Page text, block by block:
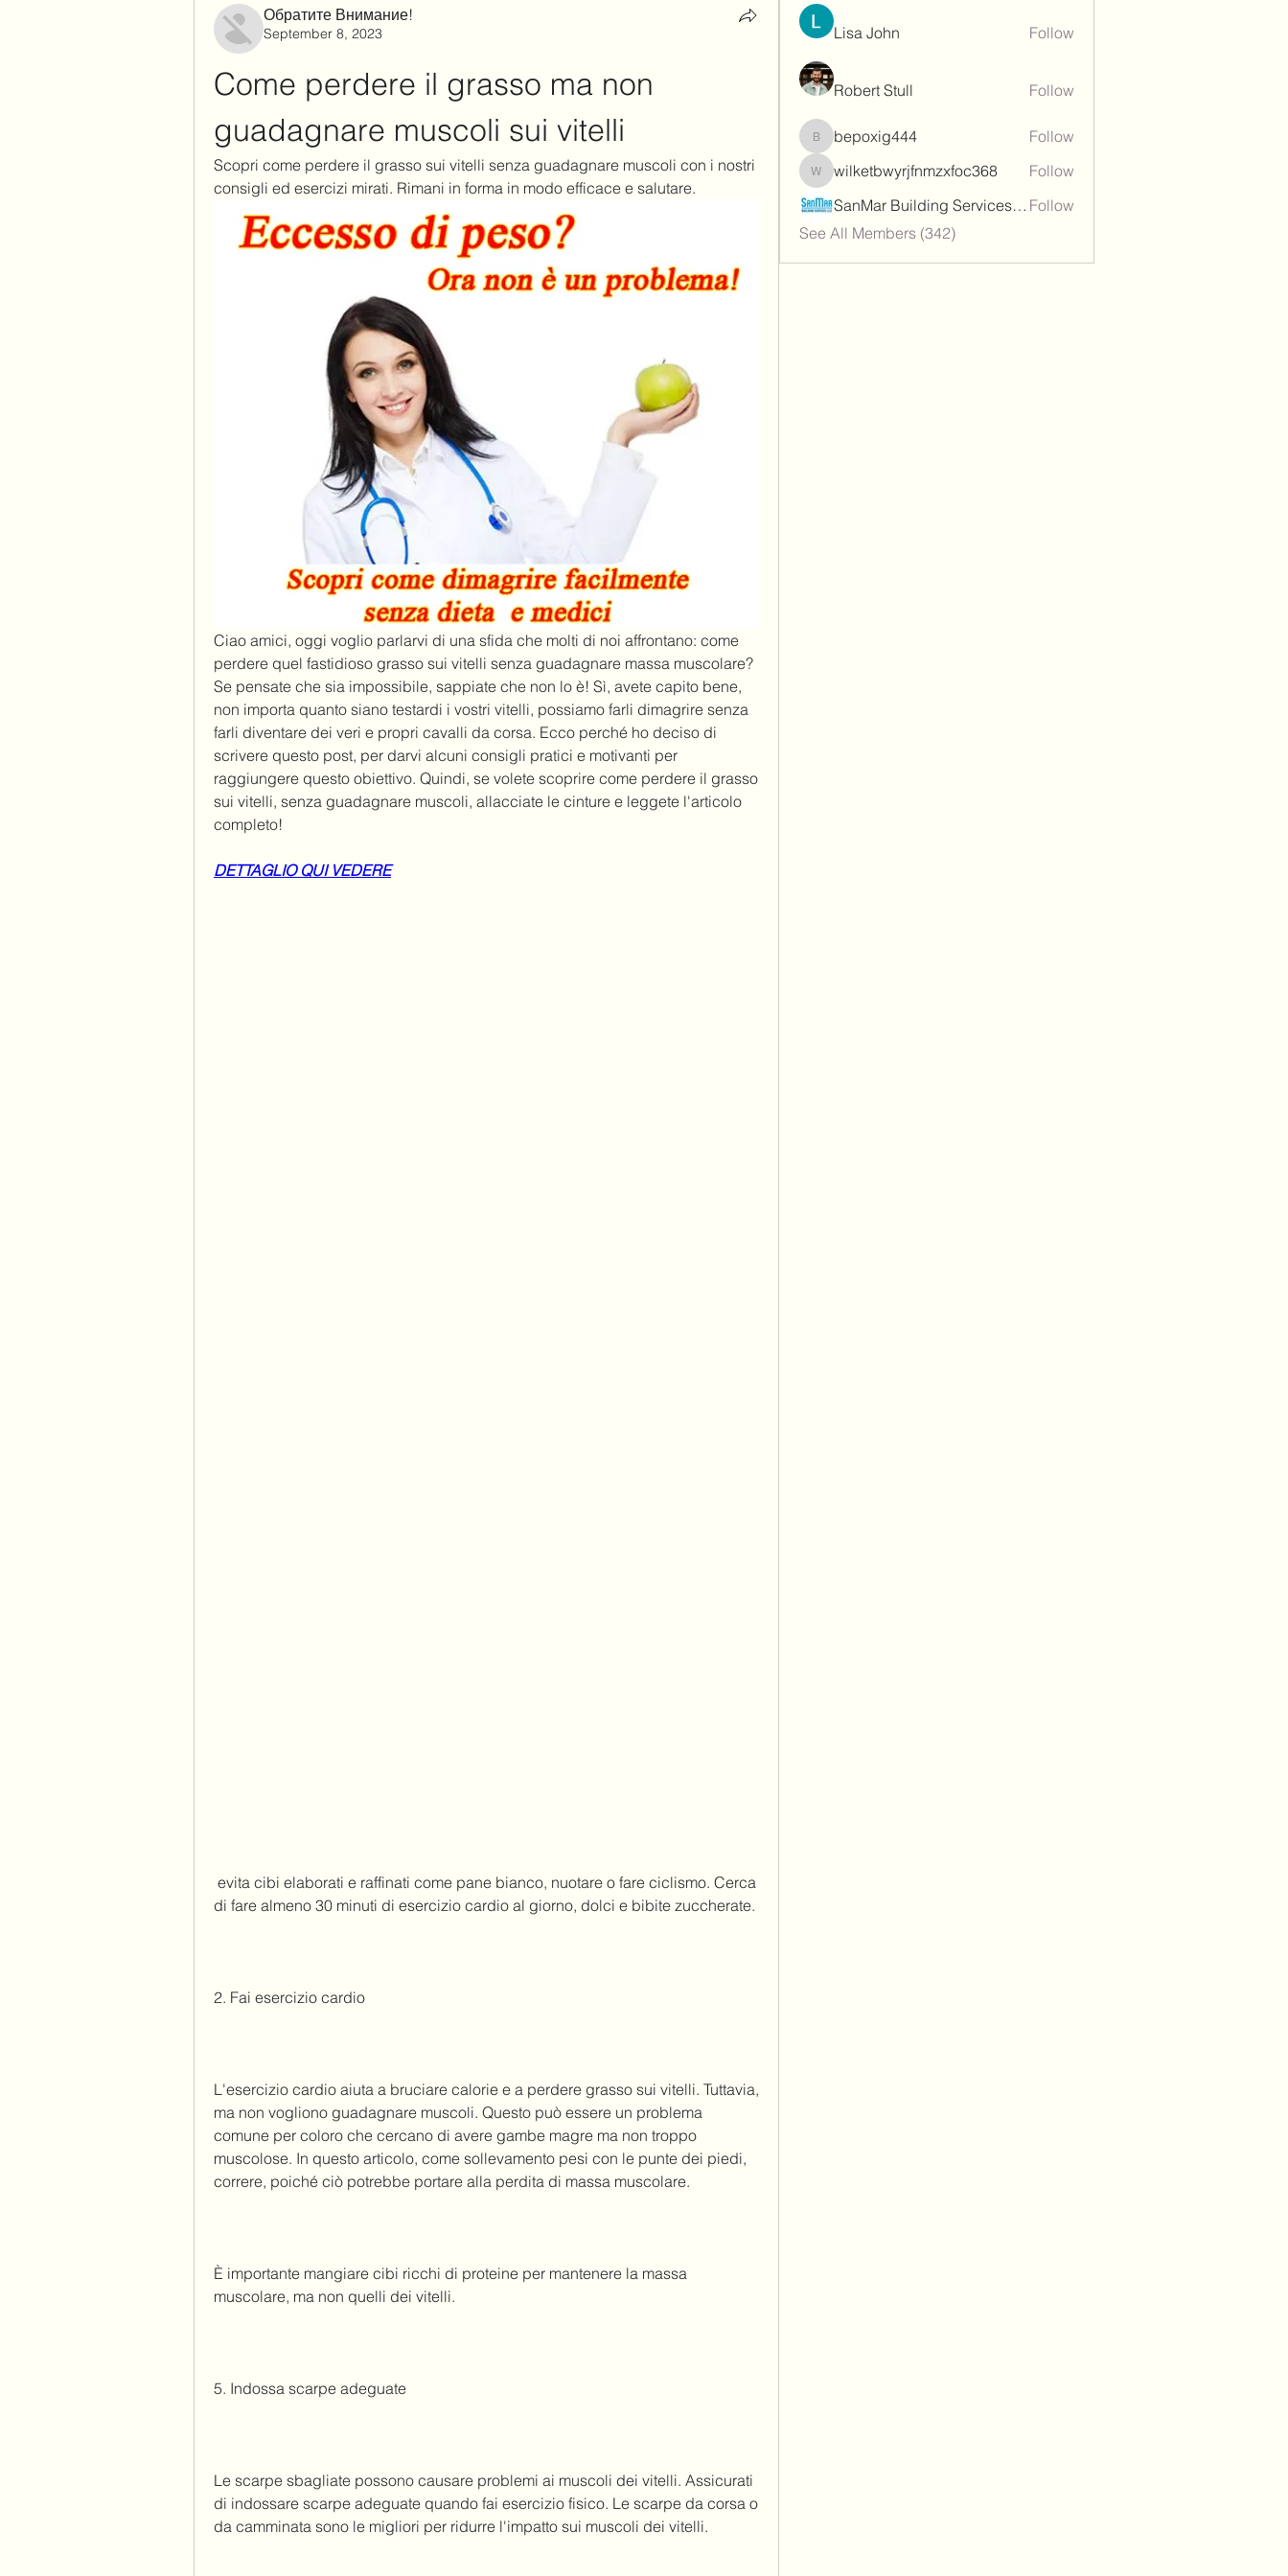
Обратите Внимание!
September 8, 2023
Come perdere il grasso ma non
guadagnare muscoli sui vitelli
Scopri come perdere il grasso sui vitelli senza guadagnare muscoli con i nostri
consigli ed esercizi mirati. Rimani in forma in modo efficace e salutare.
Ciao amici, oggi voglio parlarvi di una sfida che molti di noi affrontano: come
perdere quel fastidioso grasso sui vitelli senza guadagnare massa muscolare?
Se pensate che sia impossibile, sappiate che non lo è! Sì, avete capito bene,
non importa quanto siano testardi i vostri vitelli, possiamo farli dimagrire senza
farli diventare dei veri e propri cavalli da corsa. Ecco perché ho deciso di
scrivere questo post, per darvi alcuni consigli pratici e motivanti per
raggiungere questo obiettivo. Quindi, se volete scoprire come perdere il grasso
sui vitelli, senza guadagnare muscoli, allacciate le cinture e leggete l'articolo
completo!
DETTAGLIO QUI VEDERE
di fare almeno 30 minuti di esercizio cardio al giorno, dolci e bibite zuccherate.
2. Fai esercizio cardio
L'esercizio cardio aiuta a bruciare calorie e a perdere grasso sui vitelli. Tuttavia,
ma non vogliono guadagnare muscoli. Questo può essere un problema
comune per coloro che cercano di avere gambe magre ma non troppo
muscolose. In questo articolo, come sollevamento pesi con le punte dei piedi,
correre, poiché ciò potrebbe portare alla perdita di massa muscolare.
È importante mangiare cibi ricchi di proteine per mantenere la massa
muscolare, ma non quelli dei vitelli.
5. Indossa scarpe adeguate
Le scarpe sbagliate possono causare problemi ai muscoli dei vitelli. Assicurati
di indossare scarpe adeguate quando fai esercizio fisico. Le scarpe da corsa o
da camminata sono le migliori per ridurre l'impatto sui muscoli dei vitelli.
Lisa John Follow
Robert Stull Follow
bepoxig444
bepoxig444 Follow
wilketbwyrjfnmzxfoc368
wilketbwyrjfnmzxfoc368
Follow
SanMar Building Services LLC Follow
See All Members (342)